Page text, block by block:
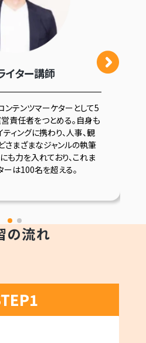
イター講師
ンテンツマーケターとして5
責任者をつとめる。自身も
ィングに携わり、人事、観
さまざまなジャンルの執筆
も力を入れており、これま
ーは100名を超える。
の流れ